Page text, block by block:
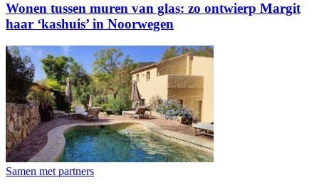
Wonen tussen muren van glas: zo ontwierp Margit
haar ‘kashuis’ in Noorwegen
Samen met partners